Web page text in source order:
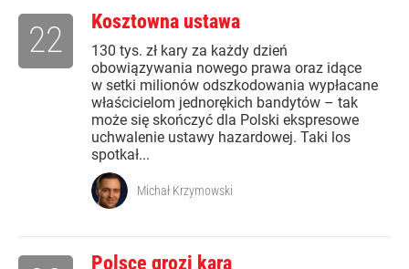
Kosztowna ustawa
130 tys. zł kary za każdy dzień
obowiązywania nowego prawa oraz idące
w setki milionów odszkodowania wypłacane
właścicielom jednorękich bandytów – tak
może się skończyć dla Polski ekspresowe
uchwalenie ustawy hazardowej. Taki los
spotkał...
22
Michał Krzymowski
Polsce grozi kara